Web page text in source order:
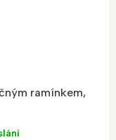
ramínkem,